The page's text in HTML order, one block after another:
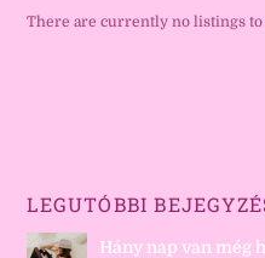
There are currently no listings to
LEGUTÓBBI
Hány nap van még